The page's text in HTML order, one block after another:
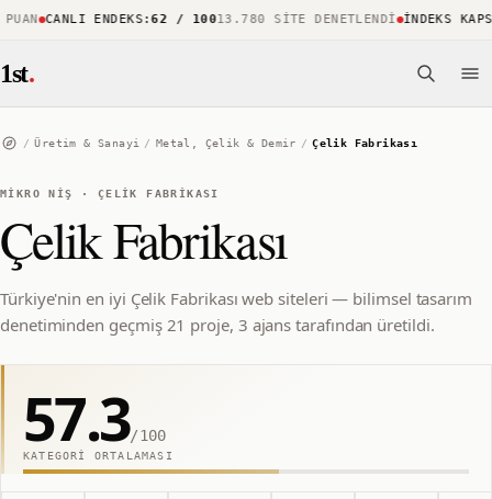
CANLI ENDEKS:62 / 10013.780 SITE DENETLENDI İNDEKS
1st.
/ Üretim & Sanayi / Metal, Çelik & Demir / Çelik Fabrikası
MIKRO NIŞ · ÇELIK FABRIKASI
Çelik Fabrikası
Türkiye'nin en iyi Çelik Fabrikası web siteleri — bilimsel tasarım
denetiminden geçmiş 21 proje, 3 ajans tarafından üretildi.
57.3/100
KATEGORI ORTALAMASI